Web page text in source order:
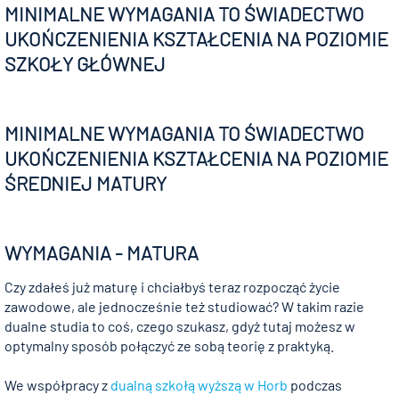
MINIMALNE WYMAGANIA TO ŚWIADECTWO
UKOŃCZENIENIA KSZTAŁCENIA NA POZIOMIE
SZKOŁY GŁÓWNEJ
MINIMALNE WYMAGANIA TO ŚWIADECTWO
UKOŃCZENIENIA KSZTAŁCENIA NA POZIOMIE
ŚREDNIEJ MATURY
WYMAGANIA - MATURA
Czy zdałeś już maturę i chciałbyś teraz rozpocząć życie
zawodowe, ale jednocześnie też studiować? W takim razie
dualne studia to coś, czego szukasz, gdyż tutaj możesz w
optymalny sposób połączyć ze sobą teorię z praktyką.
We współpracy z dualną szkołą wyższą w Horb podczas